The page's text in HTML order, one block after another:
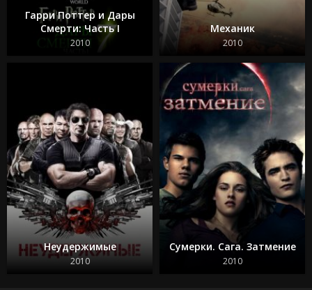
Гарри Поттер и Дары
Смерти: Часть I
2010
Механик
2010
Неудержимые
2010
Сумерки. Сага. Затмение
2010